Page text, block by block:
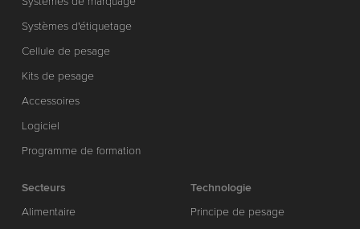
Systèmes d'étiquetage
Cellule de pesage
Kits de pesage
Accessoires
Logiciel
Programme de formation
Secteurs
Alimentaire
Technologie
Principe de pesage